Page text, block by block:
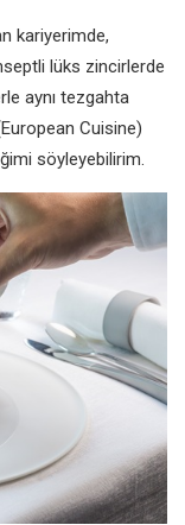
kariyerimde,
lüks zincirlerde
aynı tezgahta
Cuisine)
söyleyebilirim.